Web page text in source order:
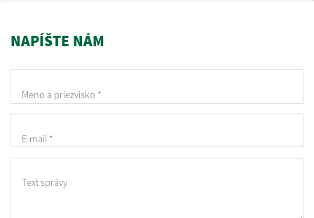
NAPÍŠTE NÁM
Meno a priezvisko *
E-mail *
Text správy